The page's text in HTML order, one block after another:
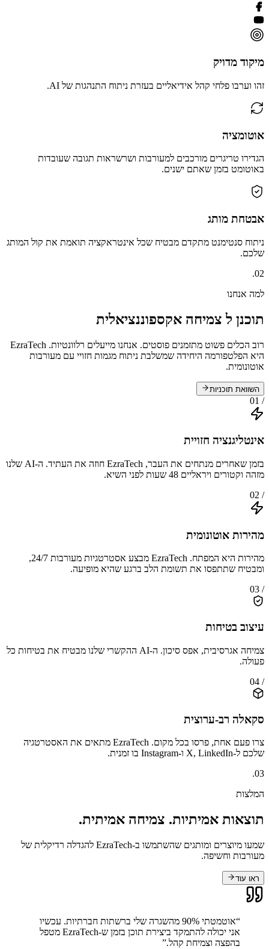
מיקוד מדויק
זהו וערבו פלחי קהל אידיאליים בעזרת ניתוח התנהגות של AI.
אוטומציה
הגדירו טריגרים מורכבים למעורבות ושרשראות תגובה שעובדות
באוטומט בזמן שאתם ישנים.
אבטחת מותג
ניתוח סנטימנט מתקדם מבטיח שכל אינטראקציה תואמת את קול המותג
שלכם.
02.
למה אנחנו
תוכנן ל צמיחה אקספוננציאלית
רוב הכלים פשוט מתזמנים פוסטים. אנחנו מייעלים רלוונטיות. EzraTech
היא הפלטפורמה היחידה שמשלבת ניתוח מגמות חזויי עם מעורבות
אוטונומית.
השוואת תוכניות
/ 01
אינטליגנציה חזויית
בזמן שאחרים מנתחים את העבר, EzraTech חוזה את העתיד. ה-AI שלנו
מזהה וקטורים ויראליים 48 שעות לפני השיא.
/ 02
מהירות אוטונומית
מהירות היא המפתח. EzraTech מבצע אסטרטגיות מעורבות 24/7,
ומבטיח שתתפסו את תשומת הלב ברגע שהיא מופיעה.
/ 03
עיצוב בטיחות
צמיחה אגרסיבית, אפס סיכון. ה-AI ההקשרי שלנו מבטיח את בטיחות כל
פעולה.
/ 04
סקאלה רב-ערוצית
צרו פעם אחת, פרסו בכל מקום. EzraTech מתאים את האסטרטגיה
שלכם ל-X, LinkedIn ו-Instagram בו זמנית.
03.
המלצות
תוצאות אמיתיות. צמיחה אמיתית.
שמעו מיוצרים ומותגים שהשתמשו ב-EzraTech להגדלה רדיקלית של
מעורבות וחשיפה.
ראו עוד
“
אוטמטתי 90% מהשגרה שלי ברשתות חברתיות. עכשיו
אני יכולה להתמקד ביצירת תוכן בזמן ש-EzraTech מטפל
בהפצה וצמיחת קהל.”